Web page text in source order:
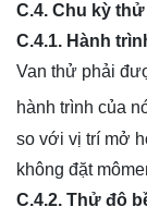
C.4. Chu kỳ thử
C.4.1. Hành
Van thử phải
hành trình của
so với vị trí mở
không đặt
C.4.2. Thử độ